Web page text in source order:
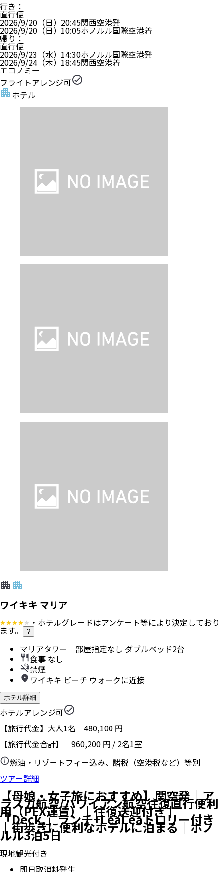
行き ：
直行便
2026/9/20（日） 20:45関西空港発
2026/9/20（日） 10:05ホノルル国際空港着
帰り ：
直行便
2026/9/23（水） 14:30ホノルル国際空港発
2026/9/24（木） 18:45関西空港着
エコノミー
フライトアレンジ可
ホテル
ワイキキ マリア
・ホテルグレードはアンケート等により決定しており
ます。 ?
マリアタワー 部屋指定なし ダブルベッド2台
食事 なし
禁煙
ワイキキ ビーチ ウォークに近接
ホテル詳細
ホテルアレンジ可
【旅行代金】大人1名 480,100 円
【旅行代金合計】 960,200 円 / 2名1室
燃油・リゾートフィー込み、諸税（空港税など）等別
ツアー詳細
【母娘・女子旅におすすめ】関空発｜ア
ラスカ航空/ハワイアン航空往復直行便利
用（PEX運賃）｜往復送迎付き｜
「Deck.」ランチ+LeaLeaトロリー付き
｜街歩きに便利なホテルに泊まる｜ホノ
ルル3泊5日
現地観光付き
即日取消料発生